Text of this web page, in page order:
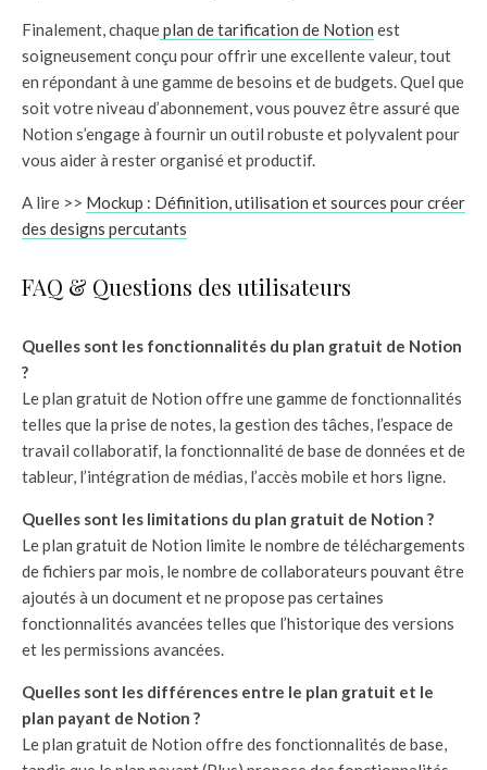
Finalement, chaqueplan de tarification de Notion est
soigneusement conçu pour offrir une excellente valeur, tout
en répondant à une gamme de besoins et de budgets. Quel que
soit votre niveau d’abonnement, vous pouvez être assuré que
Notion s’engage à fournir un outil robuste et polyvalent pour
vous aider à rester organisé et productif.
A lire >> Mockup : Définition, utilisation et sources pour créer
des designs percutants
FAQ & Questions des utilisateurs
Quelles sont les fonctionnalités du plan gratuit de Notion
?
Le plan gratuit de Notion offre une gamme de fonctionnalités
telles que la prise de notes, la gestion des tâches, l’espace de
travail collaboratif, la fonctionnalité de base de données et de
tableur, l’intégration de médias, l’accès mobile et hors ligne.
Quelles sont les limitations du plan gratuit de Notion ?
Le plan gratuit de Notion limite le nombre de téléchargements
de fichiers par mois, le nombre de collaborateurs pouvant être
ajoutés à un document et ne propose pas certaines
fonctionnalités avancées telles que l’historique des versions
et les permissions avancées.
Quelles sont les différences entre le plan gratuit et le
plan payant de Notion ?
Le plan gratuit de Notion offre des fonctionnalités de base,